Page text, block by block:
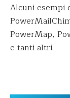
Alcuni esempi
PowerMap,
e tanti altri.